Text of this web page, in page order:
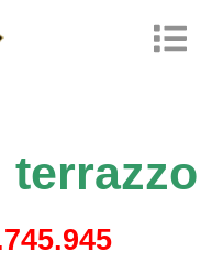
terrazzo